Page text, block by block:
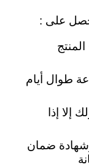
على :
طوال أيام
منزلك إلا إذا
ضمان